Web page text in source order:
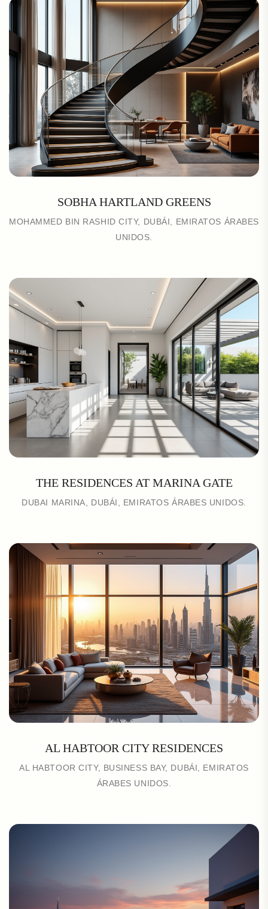
SOBHA HARTLAND GREENS
MOHAMMED BIN RASHID CITY, DUBÁI, EMIRATOS ÁRABES
UNIDOS.
THE RESIDENCES AT MARINA GATE
DUBAI MARINA, DUBÁI, EMIRATOS ÁRABES UNIDOS.
AL HABTOOR CITY RESIDENCES
AL HABTOOR CITY, BUSINESS BAY, DUBÁI, EMIRATOS
ÁRABES UNIDOS.